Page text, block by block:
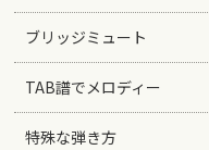
ブリッジミュート
TAB譜でメロディー
特殊な弾き方